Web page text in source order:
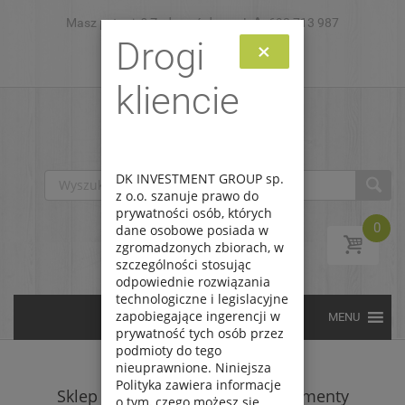
Skip to content
Masz pytanie? Zadzwoń do nas! 693 713 987
Zaloguj Zarejestruj
0
Sklep / Instrumenty / Instrumenty
Drogi
kliencie
×
DK INVESTMENT GROUP sp.
z o.o. szanuje prawo do
prywatności osób, których
dane osobowe posiada w
zgromadzonych zbiorach, w
szczególności stosując
odpowiednie rozwiązania
technologiczne i legislacyjne
zapobiegające ingerencji w
prywatność tych osób przez
podmioty do tego
nieuprawnione. Niniejsza
Polityka zawiera informacje